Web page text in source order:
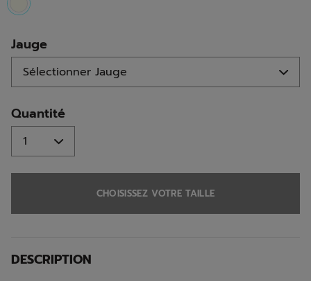
selected
Jauge
Quantité
CHOISISSEZ VOTRE TAILLE
DESCRIPTION